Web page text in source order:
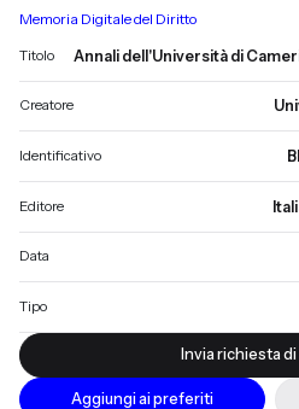
Memoria Digitale del Diritto
Titolo Annali dell'Università di
Creatore
Identificativo
Editore
Data
Tipo
Invia richiesta
Aggiungi ai preferiti